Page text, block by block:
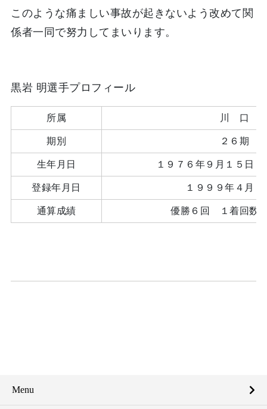
このような痛ましい事故が起きないよう改めて関
係者一同で努力してまいります。
黒岩 明選手プロフィール
所属 川 口
期別 ２６期
生年月日 １９７６年９月１５日
登録年月日 １９９９年４月
通算成績 優勝６回 １着回数
Menu